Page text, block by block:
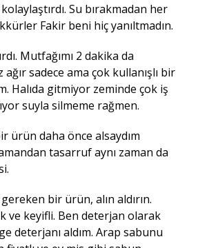
Su bırakmadan her
Fakir beni hiç yanıltmadın.
Mutfağımı 2 dakika da
sadece ama çok kullanışlı bir
Halıda gitmiyor zeminde çok iş
suyla silmeme rağmen.
ürün daha önce alsaydım
tasarruf aynı zaman da
bir ürün, alın aldırın.
ve keyifli. Ben deterjan olarak
deterjanı aldım. Arap sabunu